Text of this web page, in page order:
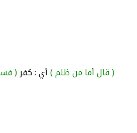
( قال أما من ظلم )أي : كفر(